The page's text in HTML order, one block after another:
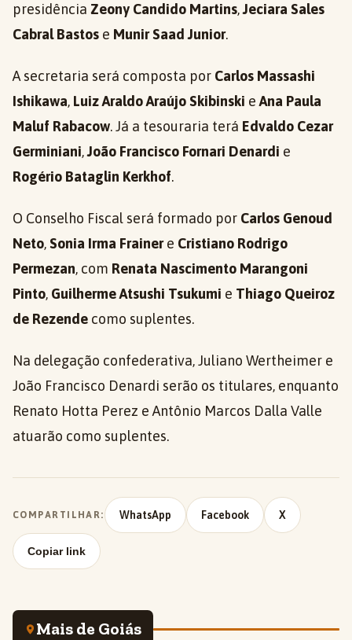
presidência Zeony Candido Martins,Jeciara Sales
Cabral Bastos e Munir Saad Junior.
A secretaria será composta por Carlos Massashi
Ishikawa, Luiz Araldo Araújo Skibinski eAna Paula
Maluf Rabacow. Já a tesouraria terá Edvaldo Cezar
Germiniani,João Francisco Fornari Denardi e
Rogério Bataglin Kerkhof.
O Conselho Fiscal será formado por Carlos Genoud
Neto,Sonia Irma Frainere Cristiano Rodrigo
Permezan, com Renata Nascimento Marangoni
Pinto, Guilherme Atsushi Tsukumi e Thiago Queiroz
de Rezende como suplentes.
Na delegação confederativa, Juliano Wertheimer e
João Francisco Denardi serão os titulares, enquanto
Renato Hotta Perez e Antônio Marcos Dalla Valle
atuarão como suplentes.
COMPARTILHAR: WhatsApp Facebook X
Copiar link
Mais de Goiás